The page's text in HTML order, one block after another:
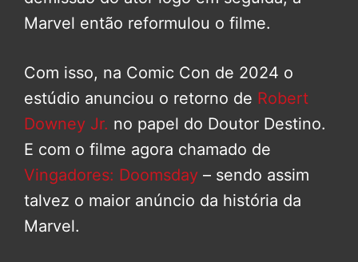
Marvel então reformulou o filme.
Com isso, na Comic Con de 2024 o
estúdio anunciou o retorno de Robert
Downey Jr. no papel do Doutor Destino.
E com o filme agora chamado de
Vingadores: Doomsday – sendo assim
talvez o maior anúncio da história da
Marvel.